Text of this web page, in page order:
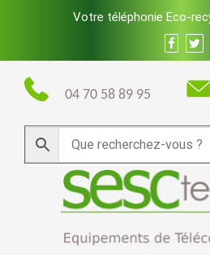
Votre téléphonie Eco-
04 70 58 89 95